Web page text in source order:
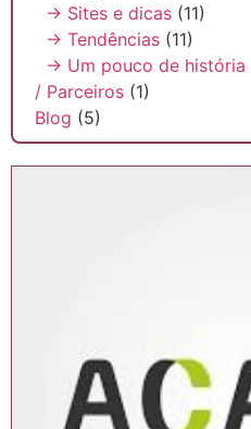
→ Sites e dicas (11)
→ Tendências (11)
→ Um pouco de história
/ Parceiros (1)
Blog (5)